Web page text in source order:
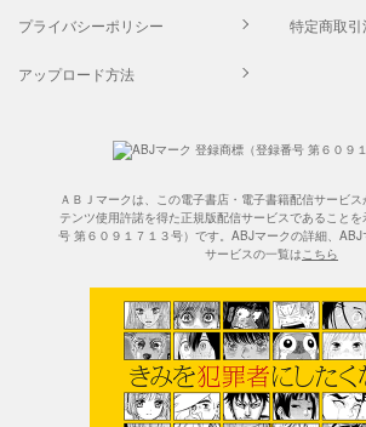
プライバシーポリシー 特定商取引
アップロード方法
ＡＢＪマークは、この電子書店・電子書籍配信サービ
テンツ使用許諾を得た正規版配信サービスであること
号 第６０９１７１３号）です。ABJマークの詳細、
サービスの一覧はこちら